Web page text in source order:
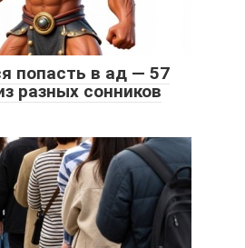
попасть в ад — 57
разных сонников